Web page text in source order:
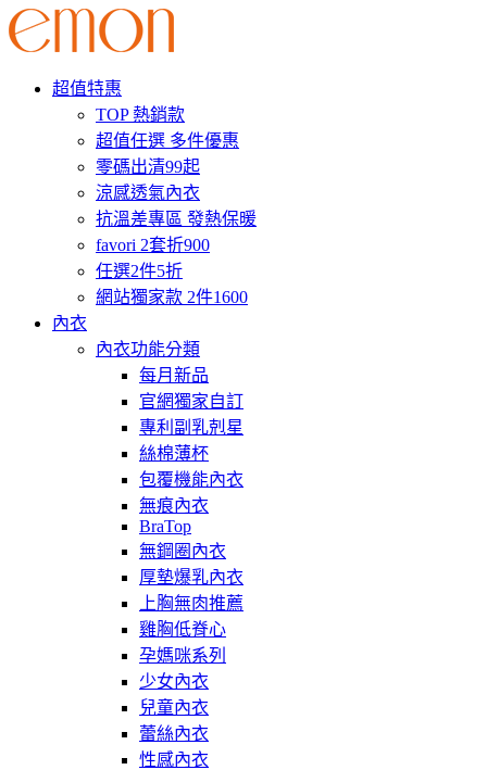
超值特惠
TOP 熱銷款
超值任選 多件優惠
零碼出清99起
涼感透氣內衣
抗溫差專區 發熱保暖
favori 2套折900
任選2件5折
網站獨家款 2件1600
內衣
內衣功能分類
每月新品
官網獨家自訂
專利副乳剋星
絲棉薄杯
包覆機能內衣
無痕內衣
BraTop
無鋼圈內衣
厚墊爆乳內衣
上胸無肉推薦
雞胸低脊心
孕媽咪系列
少女內衣
兒童內衣
蕾絲內衣
性感內衣